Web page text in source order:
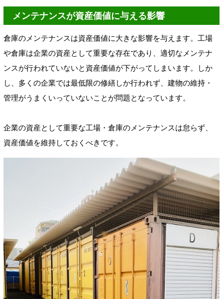
メンテナンスが資産価値に与える影響
倉庫のメンテナンスは資産価値に大きな影響を与えます。工場
や倉庫は企業の資産として重要な存在であり、適切なメンテナ
ンスが行われていないと資産価値が下がってしまいます。しか
し、多くの企業では最低限の修繕しか行われず、建物の維持・
管理がうまくいっていないことが問題となっています。
企業の資産として重要な工場・倉庫のメンテナンスは怠らず、
資産価値を維持しておくべきです。